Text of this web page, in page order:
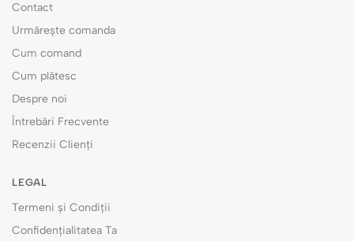
Contact
Urmărește comanda
Cum comand
Cum plătesc
Despre noi
Întrebări Frecvente
Recenzii Clienți
LEGAL
Termeni și Condiții
Confidențialitatea Ta